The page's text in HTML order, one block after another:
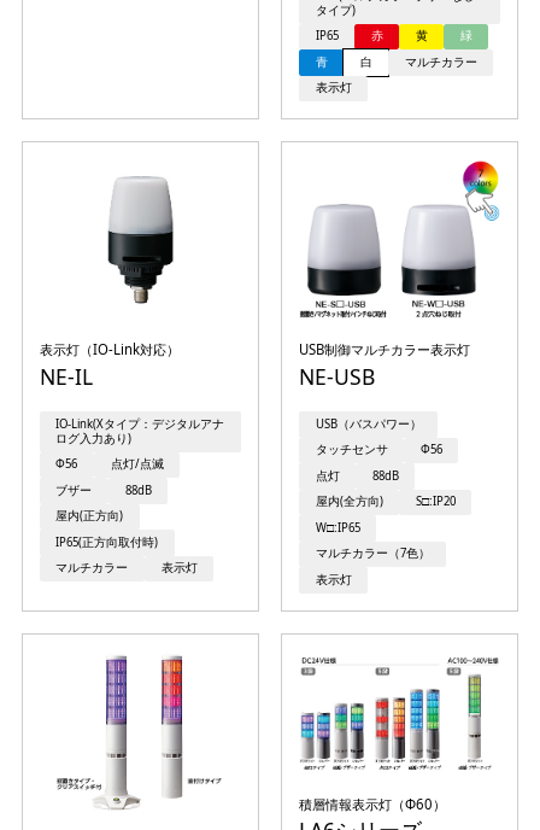
タイプ)
IP65
赤 黄
緑
青
白
マルチカラー
表示灯
表示灯（IO-Link対応）
NE-IL
IO-Link(Xタイプ：デジタルアナ
ログ入力あり)
Φ56
点灯/点滅
ブザー
88dB
屋内(正方向)
IP65(正方向取付時)
マルチカラー
表示灯
USB制御マルチカラー表示灯
NE-USB
USB（バスパワー）
タッチセンサ
Φ56
点灯
88dB
屋内(全方向)
S□:IP20
W□:IP65
マルチカラー（7色）
表示灯
積層情報表示灯（Φ60）